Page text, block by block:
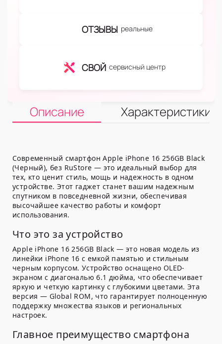
ОТЗЫВЫ реальные
СВОЙ сервисный центр
Описание Характеристики
Современный смартфон Apple iPhone 16 256GB Black
(Черный), без RuStore — это идеальный выбор для
тех, кто ценит стиль, мощь и надежность в одном
устройстве. Этот гаджет станет вашим надежным
спутником в повседневной жизни, обеспечивая
высочайшее качество работы и комфорт
использования.
Что это за устройство
Apple iPhone 16 256GB Black — это новая модель из
линейки iPhone 16 с емкой памятью и стильным
черным корпусом. Устройство оснащено OLED-
экраном с диагональю 6.1 дюйма, что обеспечивает
яркую и четкую картинку с глубокими цветами. Эта
версия — Global ROM, что гарантирует полноценную
поддержку множества языков и региональных
настроек.
Главное преимущество смартфона